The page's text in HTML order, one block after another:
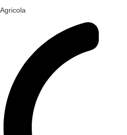
Agricola